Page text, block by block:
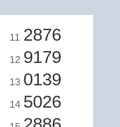
11 2876
12 9179
13 0139
14 5026